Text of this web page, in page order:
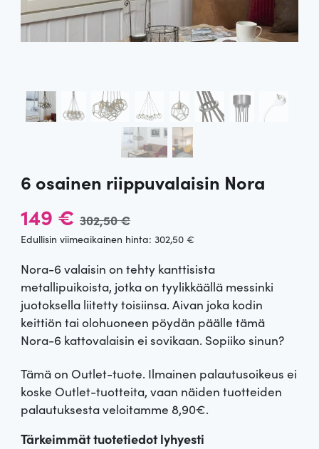
6 osainen riippuvalaisin Nora
302,50€
A
l
k
u
p
e
r
ä
149 €
N
y
k
y
i
n
e
n
Edullisin viimeaikainen hinta: 302,50 €
Nora-6 valaisin on tehty kanttisista
metallipuikoista, jotka on tyylikkäällä messinki
juotoksella liitetty toisiinsa. Aivan joka kodin
keittiön tai olohuoneen pöydän päälle tämä
Nora-6 kattovalaisin ei sovikaan. Sopiiko sinun?
Tämä on Outlet-tuote. Ilmainen palautusoikeus ei
koske Outlet-tuotteita, vaan näiden tuotteiden
palautuksesta veloitamme 8,90€.
Tärkeimmät tuotetiedot lyhyesti